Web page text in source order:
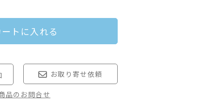
ートに入れる
お取り寄せ依頼
品のお問合せ